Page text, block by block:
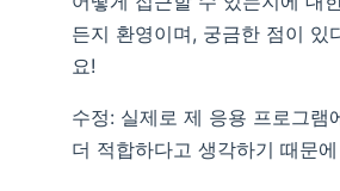
든지 환영이며, 궁금한 점이 있
요!
수정: 실제로 제 응용 프로그램
더 적합하다고 생각하기 때문